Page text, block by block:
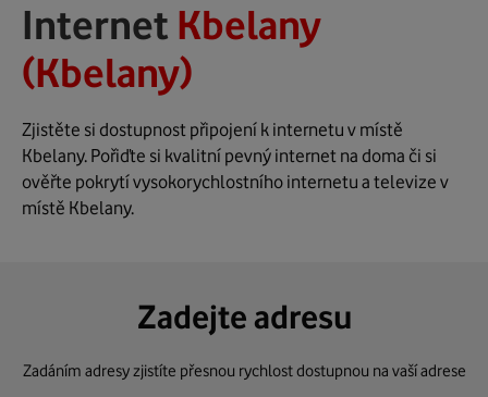
Internet Kbelany
(Kbelany)
Zjistěte si dostupnost připojení k internetu v místě
Kbelany. Pořiďte si kvalitní pevný internet na doma či si
ověřte pokrytí vysokorychlostního internetu a televize v
místě Kbelany.
Zadejte adresu
Zadáním adresy zjistíte přesnou rychlost dostupnou na vaší adrese